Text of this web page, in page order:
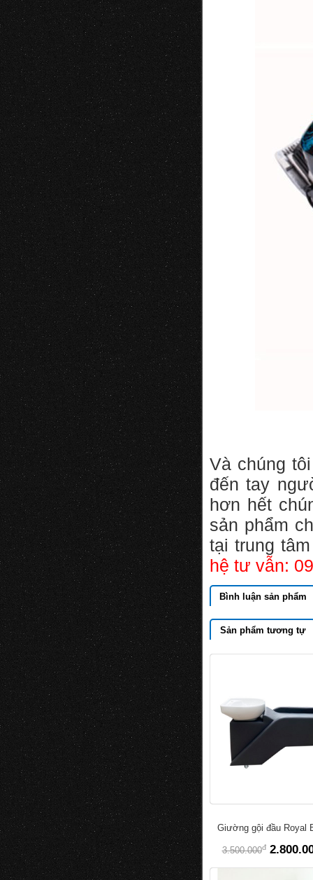
Và chúng
đến tay
hơn hết
sản phẩm
tại trung
hệ tư vẫn:
Bình luận sản phẩm
Sản phẩm tương tự
Giường gội đầu Royal
3.500.000đ